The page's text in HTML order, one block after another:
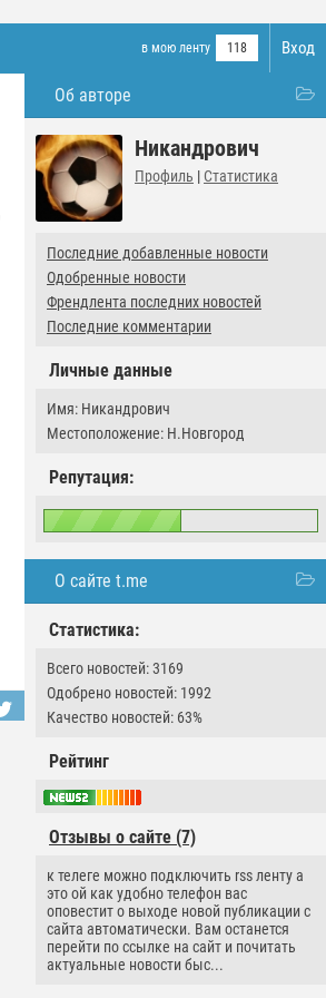
Вход
в мою ленту 118
Об авторе
Никандрович
Профиль | Статистика
Последние добавленные новости
Одобренные новости
Френдлента последних новостей
Последние комментарии
Личные данные
Имя: Никандрович
Местоположение: Н.Новгород
Репутация:
О сайте t.me
Статистика:
Всего новостей: 3169
Одобрено новостей: 1992
Качество новостей: 63%
Рейтинг
Отзывы о сайте (7)
к телеге можно подключить rss ленту а
это ой как удобно телефон вас
оповестит о выходе новой публикации с
сайта автоматически. Вам останется
перейти по ссылке на сайт и почитать
актуальные новости быс...